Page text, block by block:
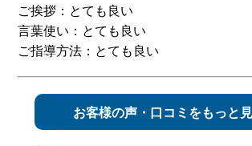
出張地域
スタッフ紹介 申
簡易補助ブレーキと
キ
ご挨拶：とても良い
言葉使い：とても良い
ご指導方法：とても良い
お客様の声・口コミをもっと